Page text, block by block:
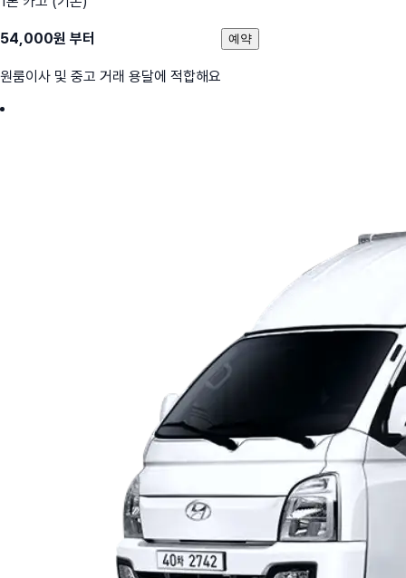
54,000원 부터
원룸이사 및 중고 거래 용달에 적합해요
예약